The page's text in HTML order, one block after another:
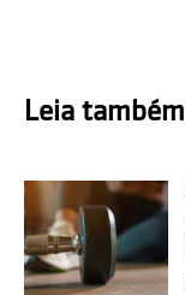
Leia também